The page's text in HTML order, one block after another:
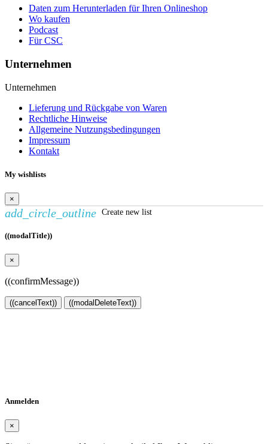
Daten zum Herunterladen für Ihren Onlineshop
Wo kaufen
Podcast
Für CSC
Unternehmen
Unternehmen
Lieferung und Rückgabe von Waren
Rechtliche Hinweise
Allgemeine Nutzungsbedingungen
Impressum
Kontakt
My wishlists
×
add_circle_outline Create new list
((modalTitle))
×
((confirmMessage))
((cancelText)) ((modalDeleteText))
Anmelden
×